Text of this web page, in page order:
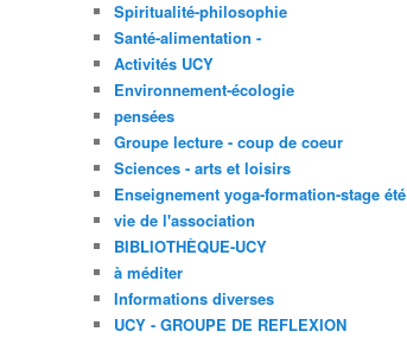
Spiritualité-philosophie
Santé-alimentation -
Activités UCY
Environnement-écologie
pensées
Groupe lecture - coup de coeur
Sciences - arts et loisirs
Enseignement yoga-formation-stage été
vie de l'association
BIBLIOTHÈQUE-UCY
à méditer
Informations diverses
UCY - GROUPE DE REFLEXION